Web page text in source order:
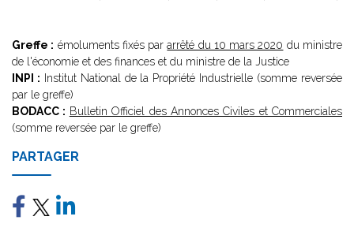
Greffe : émoluments fixés pararrêté du 10 mars 2020 du ministre
de l'économie et des finances et du ministre de la Justice
INPI : Institut National de la Propriété Industrielle (somme reversée
par le greffe)
BODACC : Bulletin Officiel des Annonces Civiles et Commerciales
(somme reversée par le greffe)
PARTAGER